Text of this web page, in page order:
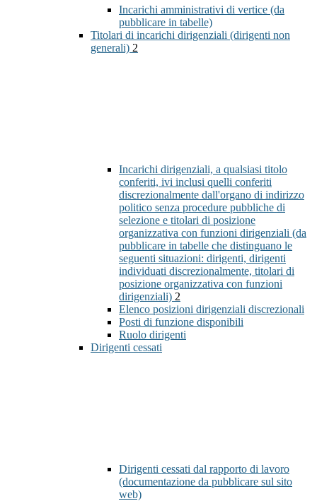
Incarichi amministrativi di vertice (da
pubblicare in tabelle)
Titolari di incarichi dirigenziali (dirigenti non
generali) 2
Incarichi dirigenziali, a qualsiasi titolo
conferiti, ivi inclusi quelli conferiti
discrezionalmente dall'organo di indirizzo
politico senza procedure pubbliche di
selezione e titolari di posizione
organizzativa con funzioni dirigenziali (da
pubblicare in tabelle che distinguano le
seguenti situazioni: dirigenti, dirigenti
individuati discrezionalmente, titolari di
posizione organizzativa con funzioni
dirigenziali) 2
Elenco posizioni dirigenziali discrezionali
Posti di funzione disponibili
Ruolo dirigenti
Dirigenti cessati
Dirigenti cessati dal rapporto di lavoro
(documentazione da pubblicare sul sito
web)